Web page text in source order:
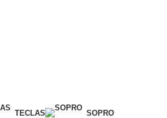
TECLAS SOPRO